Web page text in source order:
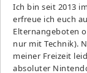
Ich bin seit 2013
erfreue ich euch
Elternangeboten
nur mit Technik).
meiner Freizeit
absoluter